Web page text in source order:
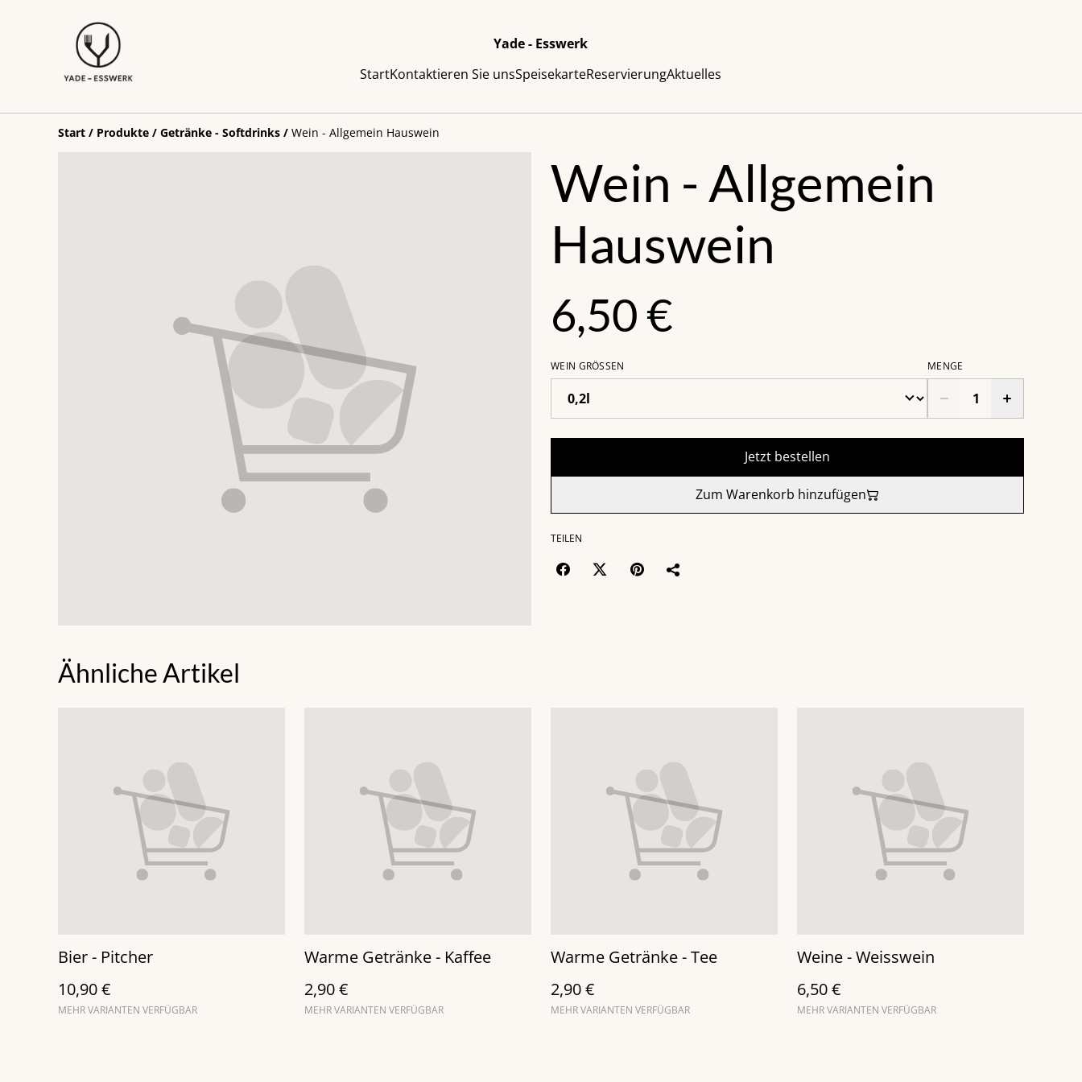
Yade - Esswerk
StartKontaktieren Sie unsSpeisekarteReservierungAktuelles
Start / Produkte / Getränke - Softdrinks / Wein - Allgemein Hauswein
Wein - Allgemein
Hauswein
6,50 €
WEIN GRÖSSEN MENGE
Jetzt bestellen
Zum Warenkorb hinzufügen
TEILEN
Ähnliche Artikel
Bier - Pitcher
10,90 €
MEHR VARIANTEN VERFÜGBAR
Warme Getränke - Kaffee
2,90 €
MEHR VARIANTEN VERFÜGBAR
Warme Getränke - Tee
2,90 €
MEHR VARIANTEN VERFÜGBAR
Weine - Weisswein
6,50 €
MEHR VARIANTEN VERFÜGBAR